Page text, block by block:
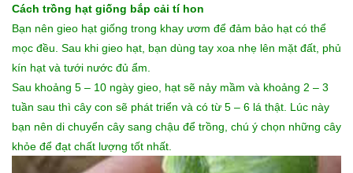
Cách trồng hạt giống bắp cải tí hon
Bạn nên gieo hạt giống trong khay ươm để đảm bảo hạt có thể
mọc đều. Sau khi gieo hạt, bạn dùng tay xoa nhẹ lên mặt đất, phủ
kín hạt và tưới nước đủ ẩm.
Sau khoảng 5 – 10 ngày gieo, hạt sẽ nảy mầm và khoảng 2 – 3
tuần sau thì cây con sẽ phát triển và có từ 5 – 6 lá thật. Lúc này
bạn nên di chuyển cây sang chậu để trồng, chú ý chọn những cây
khỏe để đạt chất lượng tốt nhất.